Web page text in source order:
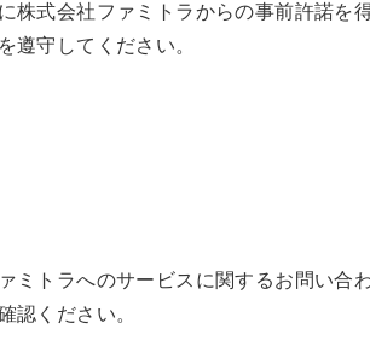
株式会社ファミトラからの事前許諾を
遵守してください。
トラへのサービスに関するお問い合
認ください。